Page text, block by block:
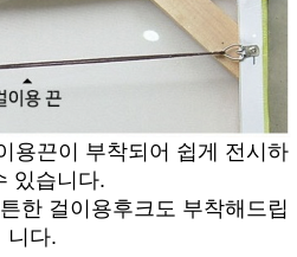
용끈이 부착되어 쉽게 전시하
있습니다.
한 걸이용후크도 부착해드립
니다.